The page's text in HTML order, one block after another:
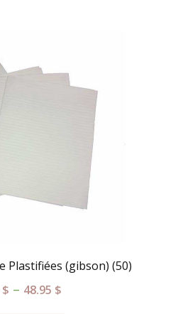
Plastifiées (gibson) (50)
$ – 48.95 $